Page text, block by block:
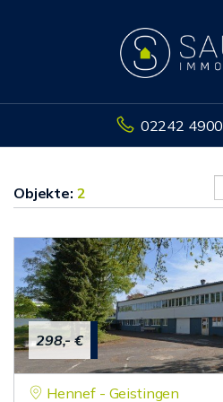
02242 4900
Objekte: 2
298,- €
Hennef - Geistingen